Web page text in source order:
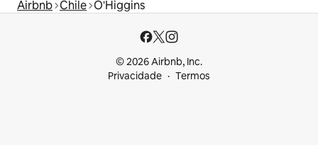
Airbnb Chile O'Higgins
© 2026 Airbnb, Inc.
Privacidade
Termos